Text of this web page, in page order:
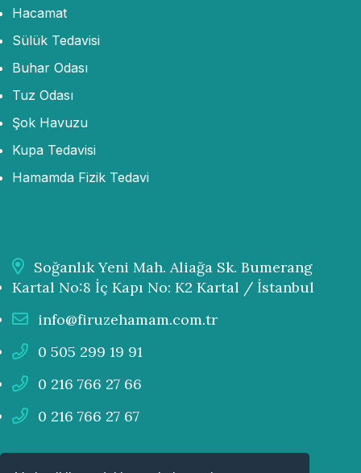
Hacamat
Sülük Tedavisi
Buhar Odası
Tuz Odası
Şok Havuzu
Kupa Tedavisi
Hamamda Fizik Tedavi
Soğanlık Yeni Mah. Aliağa Sk. Bumerang
Kartal No:8 İç Kapı No: K2 Kartal / İstanbul
info@firuzehamam.com.tr
0 505 299 19 91
0 216 766 27 66
0 216 766 27 67